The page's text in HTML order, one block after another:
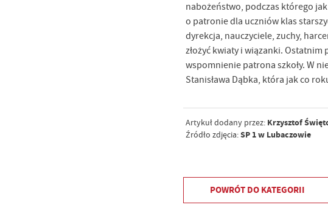
nabożeństwo, podczas którego
o patronie dla uczniów klas
dyrekcja, nauczyciele, zuchy,
złożyć kwiaty i wiązanki.
wspomnienie patrona szkoły. W
Stanisława Dąbka, która jak co
Artykuł dodany przez: Krzysztof
Źródło zdjęcia:SP 1 w Lubaczowie
POWRÓT DO KATEGORII